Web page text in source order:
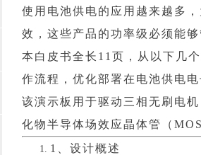
使用电池供电的应用越来越多
效，这些产品的功率级必须能
本白皮书全长11页，从以下几
作流程，优化部署在电池供电
该演示板用于驱动三相无刷电
化物半导体场效应晶体管（
1、设计概述